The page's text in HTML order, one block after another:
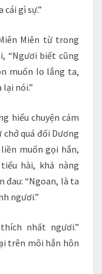
gì sự.”
Miên từ trong
“Ngươi biết cũng
muốn lo lắng ta,
nói.”
hiểu chuyện cảm
quá đối Dương
muốn gọi hắn,
hài, khả nàng
đau: “Ngoan, là ta
ngươi.”
nhất ngươi.”
trên môi hắn hôn